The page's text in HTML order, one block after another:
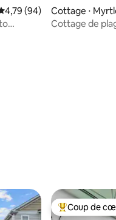
: 4,93 sur 5
moyenne sur la
4,79 (94)
Cottage ⋅
Cottage de
Coups de
Coup de